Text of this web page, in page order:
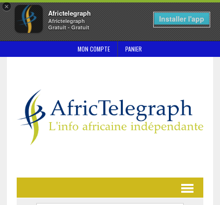
×
Africtelegraph
Africtelegraph
Gratuit - Gratuit
Installer l'app
MON COMPTE PANIER